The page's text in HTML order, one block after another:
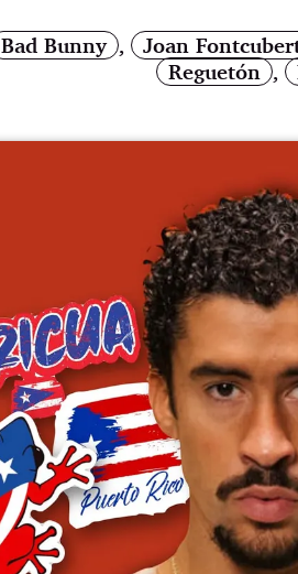
Bad Bunny , Joan
Reguetón ,